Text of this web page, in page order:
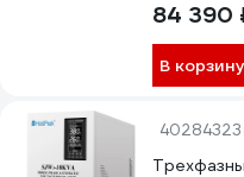
84 390
В корзину
40284323